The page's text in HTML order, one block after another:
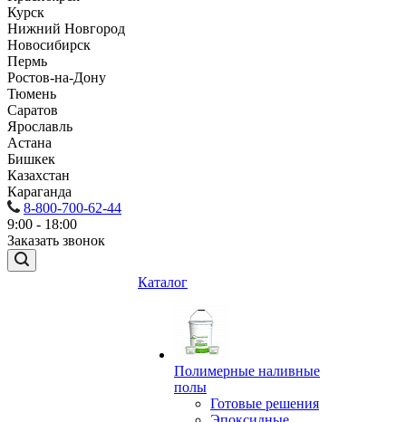
Курск
Нижний Новгород
Новосибирск
Пермь
Ростов-на-Дону
Тюмень
Саратов
Ярославль
Астана
Бишкек
Казахстан
Караганда
8-800-700-62-44
9:00 - 18:00
Заказать звонок
Каталог
Полимерные наливные
полы
Готовые решения